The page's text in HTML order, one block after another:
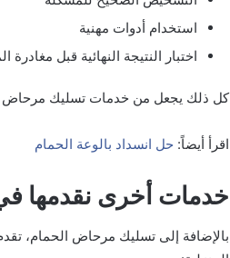
استخدام أدوات مهنية
اختبار النتيجة النهائية قبل مغادرة
كل ذلك يجعل من خدمات تسليك مرحاض
اقرأ أيضاً: حل انسداد بالوعة الحمام
خدمات أخرى نقدمها
بالإضافة إلى تسليك مرحاض الحمام،